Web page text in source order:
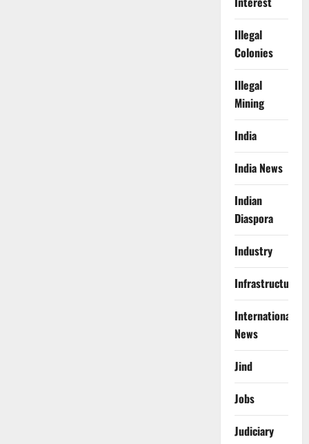
Illegal
Colonies
Illegal
Mining
India
India News
Indian
Diaspora
Industry
Infrastructure
International
News
Jind
Jobs
Judiciary